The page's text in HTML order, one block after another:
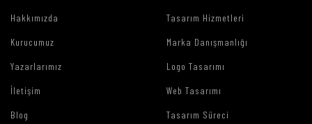
Hakkımızda
Kurucumuz
Yazarlarımız
İletişim
Blog
Tasarım Hizmetleri
Marka Danışmanlığı
Logo Tasarımı
Web Tasarımı
Tasarım Süreci